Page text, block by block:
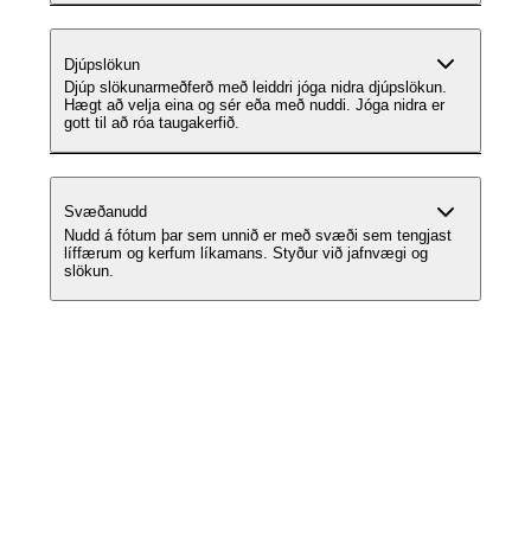
Djúpslökun
Djúp slökunarmeðferð með leiddri jóga nidra djúpslökun.
Hægt að velja eina og sér eða með nuddi. Jóga nidra er
gott til að róa taugakerfið.
Svæðanudd
Nudd á fótum þar sem unnið er með svæði sem tengjast
líffærum og kerfum líkamans. Styður við jafnvægi og
slökun.